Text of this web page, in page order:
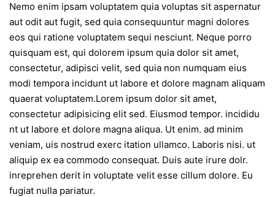
Nemo enim ipsam voluptatem quia voluptas sit aspernatur
aut odit aut fugit, sed quia consequuntur magni dolores
eos qui ratione voluptatem sequi nesciunt. Neque porro
quisquam est, qui dolorem ipsum quia dolor sit amet,
consectetur, adipisci velit, sed quia non numquam eius
modi tempora incidunt ut labore et dolore magnam aliquam
quaerat voluptatem.Lorem ipsum dolor sit amet,
consectetur adipisicing elit sed. Eiusmod tempor. incididu
nt ut labore et dolore magna aliqua. Ut enim. ad minim
veniam, uis nostrud exerc itation ullamco. Laboris nisi. ut
aliquip ex ea commodo consequat. Duis aute irure dolr.
inreprehen derit in voluptate velit esse cillum dolore. Eu
fugiat nulla pariatur.